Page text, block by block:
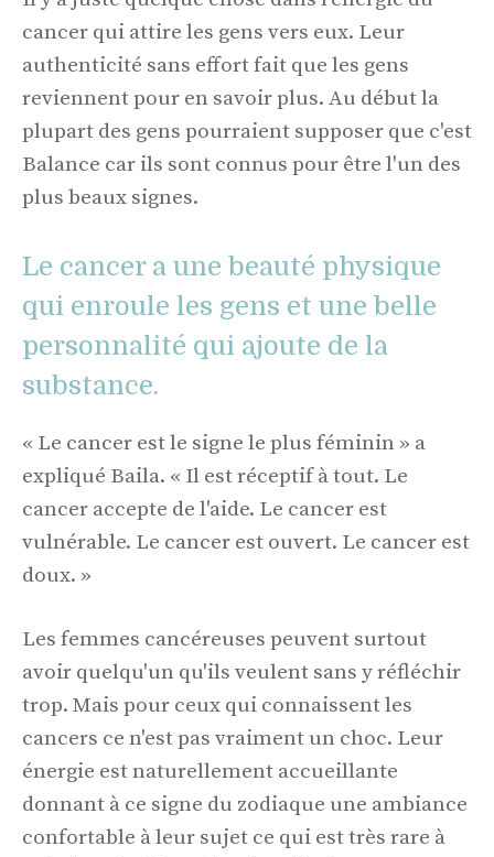
cancer qui attire les gens vers eux. Leur
authenticité sans effort fait que les gens
reviennent pour en savoir plus. Au début la
plupart des gens pourraient supposer que c'est
Balance car ils sont connus pour être l'un des
plus beaux signes.
Le cancer a une beauté physique
qui enroule les gens et une belle
personnalité qui ajoute de la
substance.
« Le cancer est le signe le plus féminin » a
expliqué Baila. « Il est réceptif à tout. Le
cancer accepte de l'aide. Le cancer est
vulnérable. Le cancer est ouvert. Le cancer est
doux. »
Les femmes cancéreuses peuvent surtout
avoir quelqu'un qu'ils veulent sans y réfléchir
trop. Mais pour ceux qui connaissent les
cancers ce n'est pas vraiment un choc. Leur
énergie est naturellement accueillante
donnant à ce signe du zodiaque une ambiance
confortable à leur sujet ce qui est très rare à